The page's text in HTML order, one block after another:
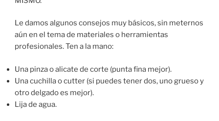
Le damos algunos consejos muy básicos, sin meternos
aún en el tema de materiales o herramientas
profesionales. Ten a la mano:
Una pinza o alicate de corte (punta fina mejor).
Una cuchilla o cutter (si puedes tener dos, uno grueso y
otro delgado es mejor).
Lija de agua.